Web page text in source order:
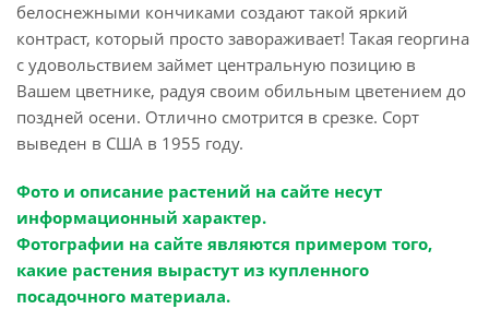
белоснежными кончиками создают такой яркий
контраст, который просто завораживает! Такая георгина
с удовольствием займет центральную позицию в
Вашем цветнике, радуя своим обильным цветением до
поздней осени. Отлично смотрится в срезке. Сорт
выведен в США в 1955 году.
Фото и описание растений на сайте несут
информационный характер.
Фотографии на сайте являются примером того,
какие растения вырастут из купленного
посадочного материала.